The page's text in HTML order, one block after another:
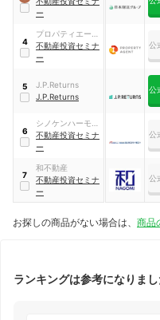
ー
4
プロパティエージ
ェント
不動産投資セミナ
ー
公
5
J.P.Returns
J.P.Returns
公
6
シノケンハーモニ
ー
不動産投資セミナ
ー
公
7
和不動産
不動産投資セミナ
ー
公
お探しの商品がない場合は、 商品
ランキングは参考になりまし